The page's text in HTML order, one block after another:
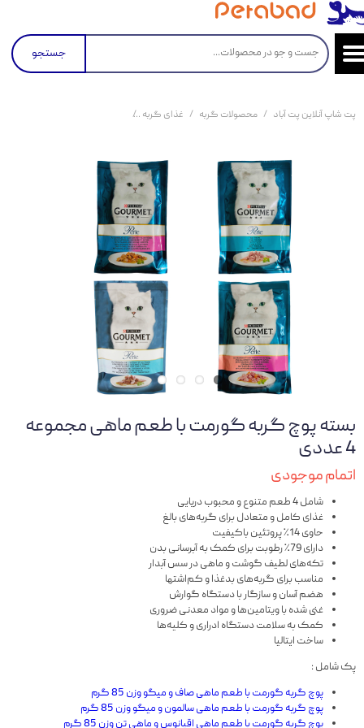
جستجو
پت شاپ آنلاین پت آباد محصولات گربه غذای گربه
بسته پوچ گربه گورمت با طعم ماهی مجموعه
4 عددی
اتمام موجودی
شامل 4 طعم متنوع و محبوب دریایی
غذای کامل و متعادل برای گربه‌های بالغ
حاوی 14٪ پروتئین باکیفیت
دارای 79٪ رطوبت برای کمک به آبرسانی بدن
تکه‌های لطیف گوشت و ماهی در سس آبدار
مناسب برای گربه‌های بدغذا و کم‌اشتها
هضم آسان و سازگار با دستگاه گوارش
غنی شده با ویتامین‌ها و مواد معدنی ضروری
کمک به سلامت دستگاه ادراری و کلیه‌ها
ساخت ایتالیا
پک شامل :
پوچ گربه گورمت با طعم ماهی صاف و میگو وزن 85 گرم
پوچ گربه گورمت با طعم ماهی سالمون و میگو وزن 85 گرم
پوچ گربه گورمت با طعم ماهی اقیانوس و ماهی تن وزن 85 گرم